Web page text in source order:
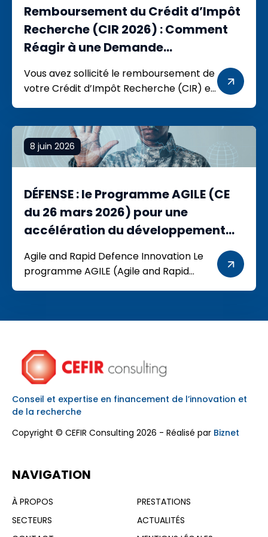
général pour l’investissement a
présenté […]
Remboursement du Crédit d’Impôt
Recherche (CIR 2026) : Comment
Réagir à une Demande
d’Informations Complémentaires
(DIC) ?
Vous avez sollicité le remboursement de
votre Crédit d’Impôt Recherche (CIR) et
Complémentaires (DIC) ? Pas de
panique ! Bien que ce courrier suscite
souvent de l’inquiétude, il est essentiel de
démarche pour adopter la bonne
stratégie d’accompagnement. Qu’est-
ce qu’une Demande d’Informations […]
8 juin 2026
DÉFENSE : le Programme AGILE (CE
du 26 mars 2026) pour une
accélération du développement
des technologies innovantes
Agile and Rapid Defence Innovation Le
programme AGILE (Agile and Rapid
orientés besoins opérationnels. Le
programme structure un cadre
existants, ciblant en priorité les PME et
Conseil et expertise en financement de l’innovation et
de la recherche
Copyright © CEFIR Consulting 2026 - Réalisé par Biznet
NAVIGATION
À PROPOS
PRESTATIONS
SECTEURS
ACTUALITÉS